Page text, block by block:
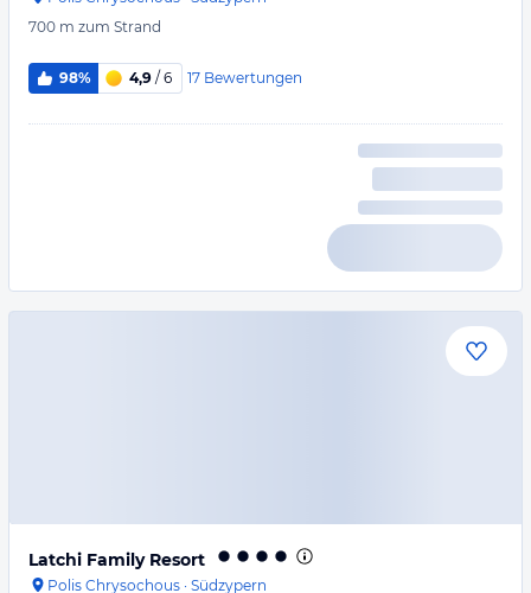
700 m zum Strand
98% 4,9 / 6 17 Bewertungen
Latchi Family Resort
Polis Chrysochous · Südzypern